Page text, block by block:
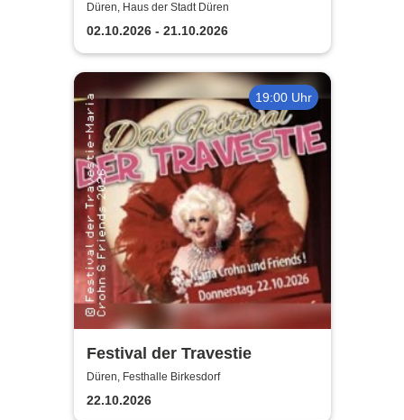
Düren, Haus der Stadt Düren
02.10.2026 - 21.10.2026
19:00 Uhr
Festival der Travestie
Düren, Festhalle Birkesdorf
22.10.2026